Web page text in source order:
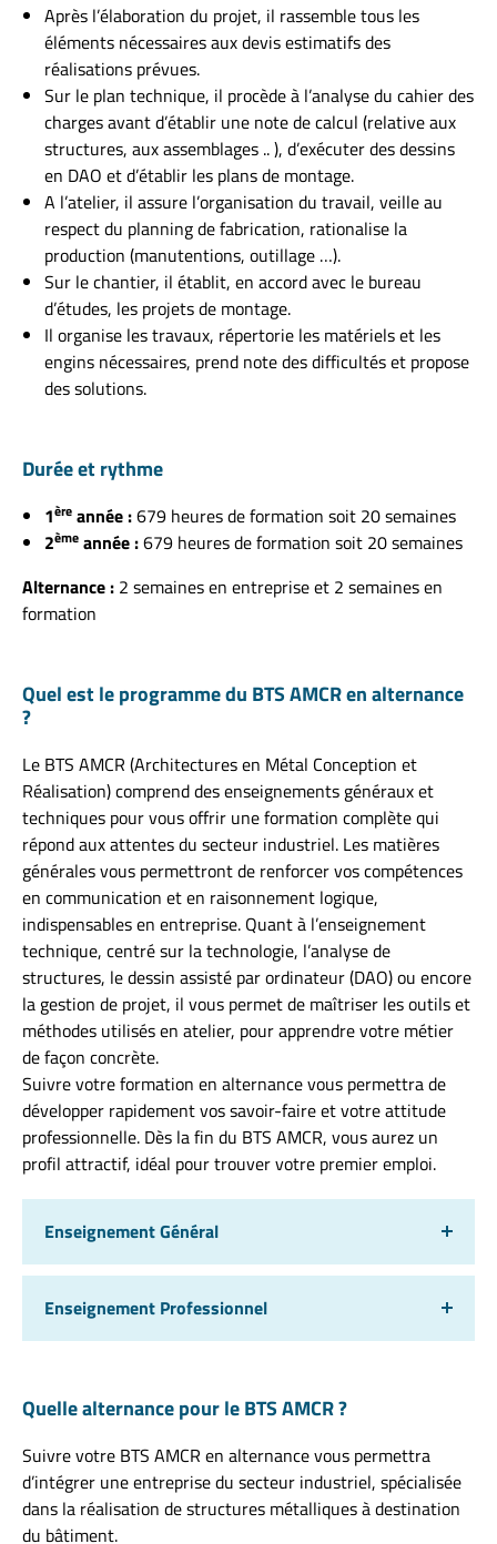
Après l’élaboration du projet, il rassemble tous les
éléments nécessaires aux devis estimatifs des
réalisations prévues.
Sur le plan technique, il procède à l’analyse du cahier des
charges avant d’établir une note de calcul (relative aux
structures, aux assemblages .. ), d’exécuter des dessins
en DAO et d’établir les plans de montage.
A l’atelier, il assure l’organisation du travail, veille au
respect du planning de fabrication, rationalise la
production (manutentions, outillage …).
Sur le chantier, il établit, en accord avec le bureau
d’études, les projets de montage.
Il organise les travaux, répertorie les matériels et les
engins nécessaires, prend note des difficultés et propose
des solutions.
Durée et rythme
1ère année :679 heures de formation soit 20 semaines
2ème année :679 heures de formation soit 20 semaines
Alternance : 2 semaines en entreprise et 2 semaines en
formation
Quel est le programme du BTS AMCR en alternance
?
Le BTS AMCR (Architectures en Métal Conception et
Réalisation) comprend des enseignements généraux et
techniques pour vous offrir une formation complète qui
répond aux attentes du secteur industriel. Les matières
générales vous permettront de renforcer vos compétences
en communication et en raisonnement logique,
indispensables en entreprise. Quant à l’enseignement
technique, centré sur la technologie, l’analyse de
structures, le dessin assisté par ordinateur (DAO) ou encore
la gestion de projet, il vous permet de maîtriser les outils et
méthodes utilisés en atelier, pour apprendre votre métier
de façon concrète.
Suivre votre formation en alternance vous permettra de
développer rapidement vos savoir-faire et votre attitude
professionnelle. Dès la fin du BTS AMCR, vous aurez un
profil attractif, idéal pour trouver votre premier emploi.
Enseignement Général
Enseignement Professionnel
Quelle alternance pour le BTS AMCR ?
Suivre votre BTS AMCR en alternance vous permettra
d’intégrer une entreprise du secteur industriel, spécialisée
dans la réalisation de structures métalliques à destination
du bâtiment.